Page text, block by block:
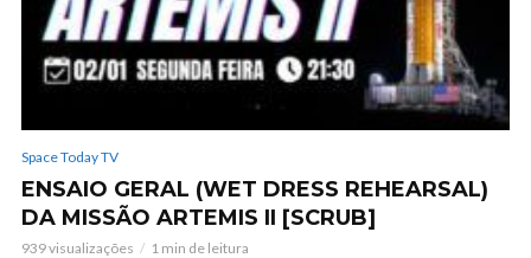
Space Today TV
ENSAIO GERAL (WET DRESS REHEARSAL)
DA MISSÃO ARTEMIS II [SCRUB]
939 visualizações 1 min de leitura